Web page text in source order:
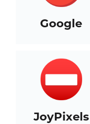
Google
JoyPixels